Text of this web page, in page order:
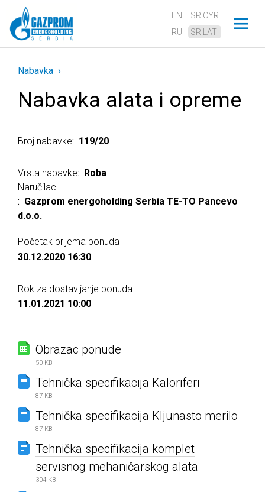
EN
RU
SR CYR
SR LAT
Nabavka
Nabavka alata i opreme
Broj nabavke 119/20
Vrsta nabavke
Roba
Naručilac
Gazprom energoholding Serbia TE-TO Pancevo
d.o.o.
Početak prijema ponuda
30.12.2020 16:30
Rok za dostavljanje ponuda
11.01.2021 10:00
Obrazac ponude
50 KB
Tehnička specifikacija Kaloriferi
87 KB
Tehnička specifikacija Kljunasto merilo
87 KB
Tehnička specifikacija komplet
servisnog mehaničarskog alata
304 KB